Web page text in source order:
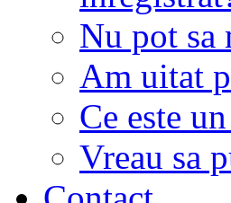
Nu pot sa
Am uitat
Ce este
Vreau sa